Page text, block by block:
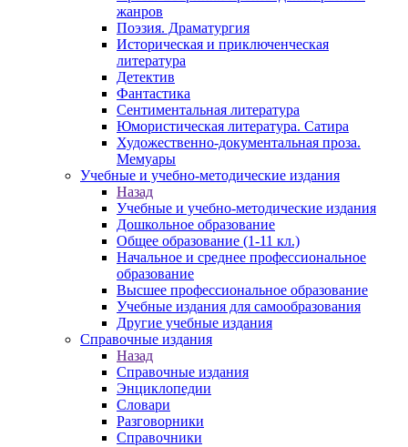
жанров
Поэзия. Драматургия
Историческая и приключенческая
литература
Детектив
Фантастика
Сентиментальная литература
Юмористическая литература. Сатира
Художественно-документальная проза.
Мемуары
Учебные и учебно-методические издания
Назад
Учебные и учебно-методические издания
Дошкольное образование
Общее образование (1-11 кл.)
Начальное и среднее профессиональное
образование
Высшее профессиональное образование
Учебные издания для самообразования
Другие учебные издания
Справочные издания
Назад
Справочные издания
Энциклопедии
Словари
Разговорники
Справочники